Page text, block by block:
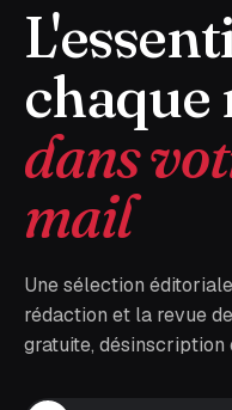
chaque
dans
mail
Une sélection
rédaction et la revue
gratuite, désinscription